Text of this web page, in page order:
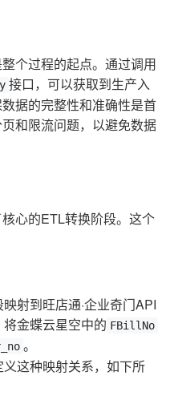
个过程的起点。通过调用
接口，可以获取到生产入
据的完整性和准确性是首
和限流问题，以避免数据
心的ETL转换阶段。这个
射到旺店通·企业奇门API
金蝶云星空中的 FBillNo
。
这种映射关系，如下所